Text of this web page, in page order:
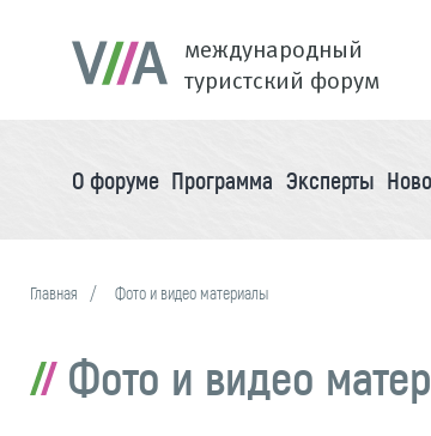
международный
туристский форум
О форуме Программа Эксперты
Главная Фото и видео материалы
Фото и видео